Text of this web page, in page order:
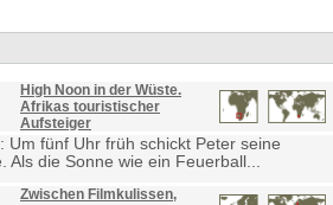
High Noon in der Wüste.
Afrikas touristischer
Aufsteiger
Um fünf Uhr früh schickt Peter seine
Als die Sonne wie ein Feuerball...
Zwischen Filmkulissen,